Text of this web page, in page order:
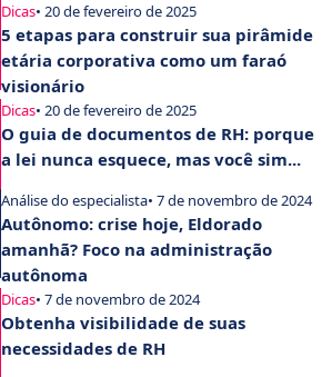
Dicas• 20 de fevereiro de 2025
5 etapas para construir sua pirâmide
etária corporativa como um faraó
visionário
Dicas• 20 de fevereiro de 2025
O guia de documentos de RH: porque
a lei nunca esquece, mas você sim...
Análise do especialista• 7 de novembro de 2024
Autônomo: crise hoje, Eldorado
amanhã? Foco na administração
autônoma
Dicas• 7 de novembro de 2024
Obtenha visibilidade de suas
necessidades de RH